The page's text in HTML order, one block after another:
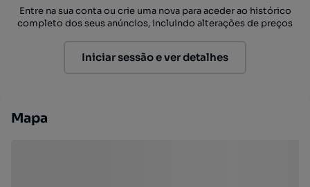
Entre na sua conta ou crie uma nova para aceder ao histórico
completo dos seus anúncios, incluindo alterações de preços
Iniciar sessão e ver detalhes
Mapa